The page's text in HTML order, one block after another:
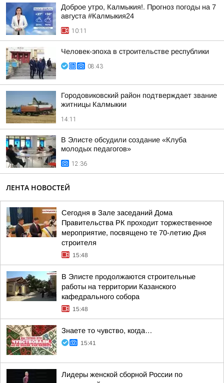
Доброе утро, Калмыкия!. Прогноз погоды на 7
августа #Калмыкия24
10:11
Человек-эпоха в строительстве республики
08:43
Городовиковский район подтверждает звание
житницы Калмыкии
14:11
В Элисте обсудили создание «Клуба
молодых педагогов»
12:36
ЛЕНТА НОВОСТЕЙ
Сегодня в Зале заседаний Дома
Правительства РК проходит торжественное
мероприятие, посвящено те 70-летию Дня
строителя
15:48
В Элисте продолжаются строительные
работы на территории Казанского
кафедрального собора
15:48
Знаете то чувство, когда…
15:41
Лидеры женской сборной России по